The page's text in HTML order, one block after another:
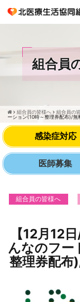
組合員
組合員の皆様へ 組合員の
ーション(10時～整理券配布)/無
感染症対応
医師募集
組合員の皆様へ
【12月12
んなのフー
整理券配布